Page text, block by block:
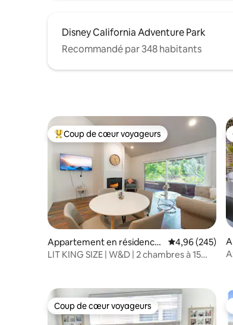
Disney California Adventure Park
Recommandé par 348 habitants
Coups de cœur voyageurs les plus appréciés
Coup de cœur voyageurs
Appartement en résidence
⋅ Fullerton
Évaluation
4,96 (245)
LIT KING SIZE | W&D | 2 chambres à 15
⋅
Coup de cœur voyageurs
Coup de cœur voyageurs